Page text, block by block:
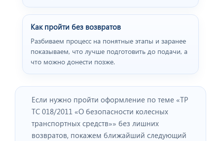
Как пройти без возвратов
Разбиваем процесс на понятные этапы и заранее
показываем, что лучше подготовить до подачи, а
что можно донести позже.
Если нужно пройти оформление по теме «ТР
ТС 018/2011 «О безопасности колесных
транспортных средств»» без лишних
возвратов, покажем ближайший следующий